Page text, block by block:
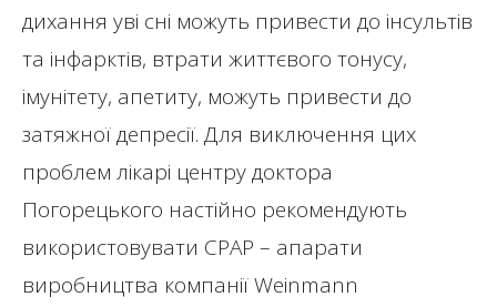
дихання уві сні можуть привести до інсультів
та інфарктів, втрати життєвого тонусу,
імунітету, апетиту, можуть привести до
затяжної депресії. Для виключення цих
проблем лікарі центру доктора
Погорецького настійно рекомендують
використовувати СРАР – апарати
виробництва компанії Weinmann